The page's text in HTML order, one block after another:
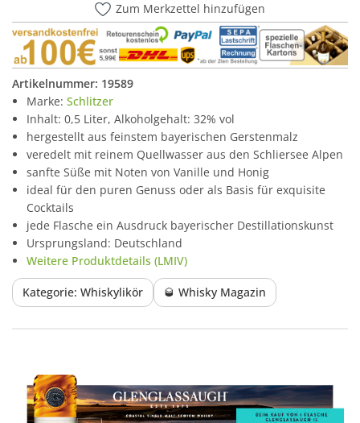
Zum Merkzettel hinzufügen
Artikelnummer: 19589
Marke: Schlitzer
Inhalt: 0,5 Liter, Alkoholgehalt: 32% vol
hergestellt aus feinstem bayerischen Gerstenmalz
veredelt mit reinem Quellwasser aus den Schliersee Alpen
sanfte Süße mit Noten von Vanille und Honig
ideal für den puren Genuss oder als Basis für exquisite
Cocktails
jede Flasche ein Ausdruck bayerischer Destillationskunst
Ursprungsland: Deutschland
Weitere Produktdetails (LMIV)
Kategorie: Whiskylikör 🥃 Whisky Magazin